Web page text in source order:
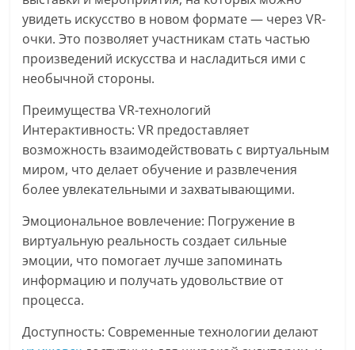
увидеть искусство в новом формате — через VR-
очки. Это позволяет участникам стать частью
произведений искусства и насладиться ими с
необычной стороны.
Преимущества VR-технологий
Интерактивность: VR предоставляет
возможность взаимодействовать с виртуальным
миром, что делает обучение и развлечения
более увлекательными и захватывающими.
Эмоциональное вовлечение: Погружение в
виртуальную реальность создает сильные
эмоции, что помогает лучше запоминать
информацию и получать удовольствие от
процесса.
Доступность: Современные технологии делают